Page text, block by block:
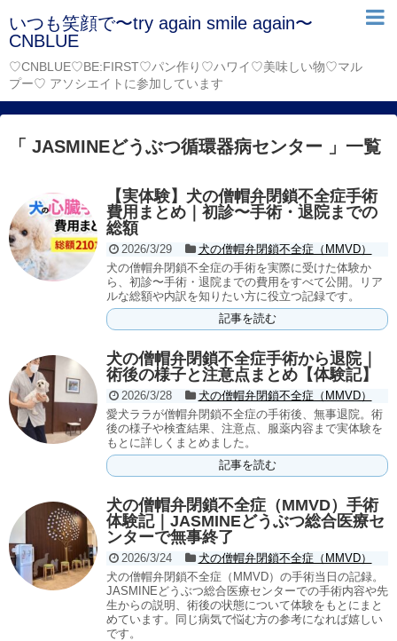
いつも笑顔で〜try again smile again〜
CNBLUE
♡CNBLUE♡BE:FIRST♡パン作り♡ハワイ♡美味しい物♡マル
プー♡ アソシエイトに参加しています
「 JASMINEどうぶつ循環器病センター 」一覧
【実体験】犬の僧帽弁閉鎖不全症手術
費用まとめ｜初診〜手術・退院までの
総額
2026/3/29
犬の僧帽弁閉鎖不全症（MMVD）
犬の僧帽弁閉鎖不全症の手術を実際に受けた体験か
ら、初診〜手術・退院までの費用をすべて公開。リア
ルな総額や内訳を知りたい方に役立つ記録です。
記事を読む
犬の僧帽弁閉鎖不全症手術から退院｜
術後の様子と注意点まとめ【体験記】
2026/3/28
犬の僧帽弁閉鎖不全症（MMVD）
愛犬ララが僧帽弁閉鎖不全症の手術後、無事退院。術
後の様子や検査結果、注意点、服薬内容まで実体験を
もとに詳しくまとめました。
記事を読む
犬の僧帽弁閉鎖不全症（MMVD）手術
体験記｜JASMINEどうぶつ総合医療セ
ンターで無事終了
2026/3/24
犬の僧帽弁閉鎖不全症（MMVD）
犬の僧帽弁閉鎖不全症（MMVD）の手術当日の記録。
JASMINEどうぶつ総合医療センターでの手術内容や先
生からの説明、術後の状態について体験をもとにまと
めています。同じ病気で悩む方の参考になれば嬉しい
です。